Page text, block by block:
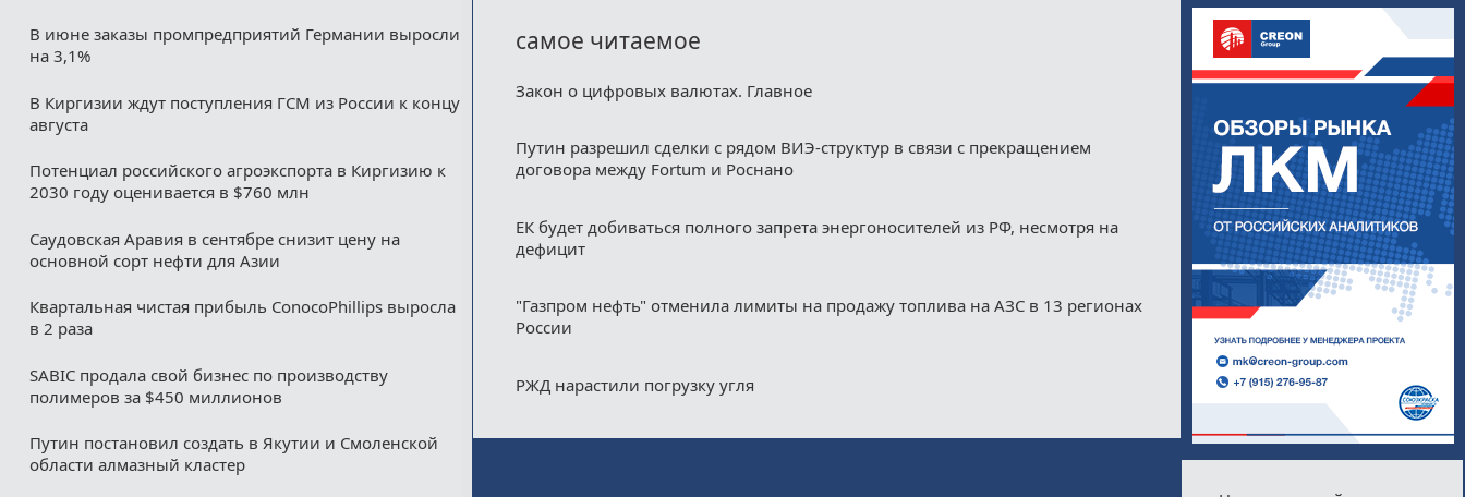
В июне заказы промпредприятий Германии выросли
на 3,1%
В Киргизии ждут поступления ГСМ из России к концу
августа
Потенциал российского агроэкспорта в Киргизию к
2030 году оценивается в $760 млн
Саудовская Аравия в сентябре снизит цену на
основной сорт нефти для Азии
Квартальная чистая прибыль ConocoPhillips выросла
в 2 раза
SABIC продала свой бизнес по производству
полимеров за $450 миллионов
Путин постановил создать в Якутии и Смоленской
области алмазный кластер
самое читаемое
Закон о цифровых валютах. Главное
Путин разрешил сделки с рядом ВИЭ-структур в связи с прекращением
договора между Fortum и Роснано
ЕК будет добиваться полного запрета энергоносителей из РФ, несмотря на
дефицит
"Газпром нефть" отменила лимиты на продажу топлива на АЗС в 13 регионах
России
РЖД нарастили погрузку угля